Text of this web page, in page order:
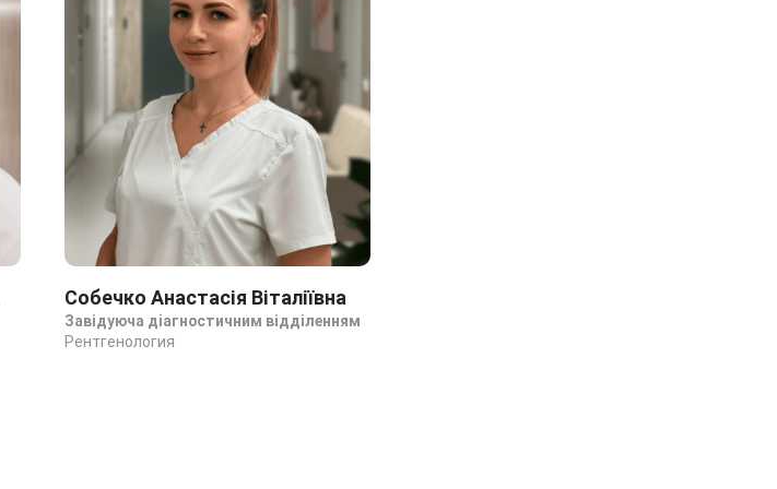
Собечко Анастасія Віталіївна
Завідуюча діагностичним відділенням
Рентгенология